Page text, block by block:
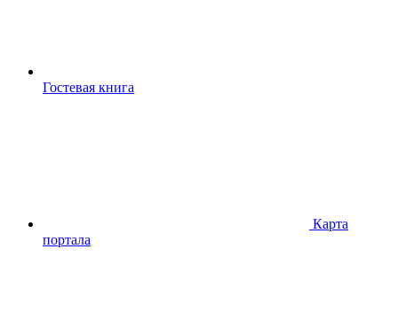
Гостевая книга
Карта
портала